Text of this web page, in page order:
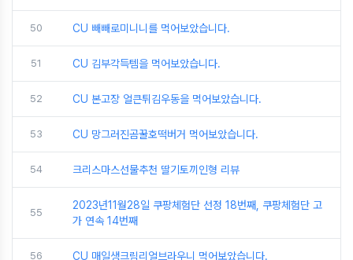
50 CU 빼빼로미니니를 먹어보았습니다.
51 CU 김부각득템을 먹어보았습니다.
52 CU 본고장 얼큰튀김우동을 먹어보았습니다.
53 CU 망그러진곰꿀호떡버거 먹어보았습니다.
54 크리스마스선물추천 딸기토끼인형 리뷰
55
2023년11월28일 쿠팡체험단 선정 18번째, 쿠팡체험단 고
가 연속 14번째
56 CU 매일생크림리얼브라우니 먹어보았습니다.